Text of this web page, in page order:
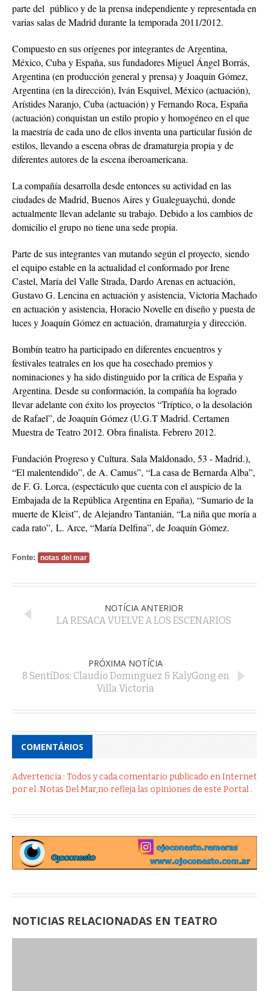
parte del público y de la prensa independiente y representada en
varias salas de Madrid durante la temporada 2011/2012.
Compuesto en sus orígenes por integrantes de Argentina,
México, Cuba y España, sus fundadores Miguel Ángel Borrás,
Argentina (en producción general y prensa) y Joaquín Gómez,
Argentina (en la dirección), Iván Esquivel, México (actuación),
Arístides Naranjo, Cuba (actuación) y Fernando Roca, España
(actuación) conquistan un estilo propio y homogéneo en el que
la maestría de cada uno de ellos inventa una particular fusión de
estilos, llevando a escena obras de dramaturgia propia y de
diferentes autores de la escena iberoamericana.
La compañía desarrolla desde entonces su actividad en las
ciudades de Madrid, Buenos Aires y Gualeguaychú, donde
actualmente llevan adelante su trabajo. Debido a los cambios de
domicilio el grupo no tiene una sede propia.
Parte de sus integrantes van mutando según el proyecto, siendo
el equipo estable en la actualidad el conformado por Irene
Castel, María del Valle Strada, Dardo Arenas en actuación,
Gustavo G. Lencina en actuación y asistencia, Victoria Machado
en actuación y asistencia, Horacio Novelle en diseño y puesta de
luces y Joaquín Gómez en actuación, dramaturgia y dirección.
Bombín teatro ha participado en diferentes encuentros y
festivales teatrales en los que ha cosechado premios y
nominaciones y ha sido distinguido por la crítica de España y
Argentina. Desde su conformación, la compañía ha logrado
llevar adelante con éxito los proyectos “Tríptico, o la desolación
de Rafael”, de Joaquín Gómez (U.G.T Madrid. Certamen
Muestra de Teatro 2012. Obra finalista. Febrero 2012.
Fundación Progreso y Cultura. Sala Maldonado, 53 - Madrid.),
“El malentendido”, de A. Camus”, “La casa de Bernarda Alba”,
de F. G. Lorca, (espectáculo que cuenta con el auspicio de la
Embajada de la República Argentina en Epaña), “Sumario de la
muerte de Kleist”, de Alejandro Tantanián, “La niña que moría a
cada rato”, L. Arce, “María Delfina”, de Joaquín Gómez.
Fonte: notas del mar
NOTÍCIA ANTERIOR
LA RESACA VUELVE A LOS ESCENARIOS
PRÓXIMA NOTÍCIA
8 SentíDos: Claudio Dominguez & KalyGong en
Villa Victoria
COMENTÁRIOS
Advertencia : Todos y cada comentario publicado en Internet
por el .Notas Del Mar,no refleja las opiniones de este Portal .
NOTICIAS RELACIONADAS EN TEATRO